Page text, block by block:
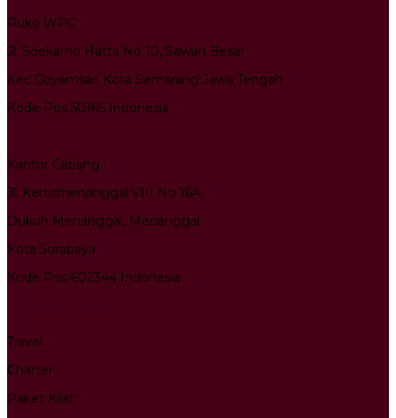
Ruko WPC
Jl. Soekarno Hatta No 10, Sawah Besar
Kec Gayamsari Kota Semarang Jawa Tengah
Kode Pos 50166 Indonesia
Kantor Cabang
Jl. Kertomenanggal VIII No 16A
Dukuh Menanggal, Menanggal
Kota Surabaya
Kode Pos 602344 Indonesia
Travel
Charter
Paket Kilat